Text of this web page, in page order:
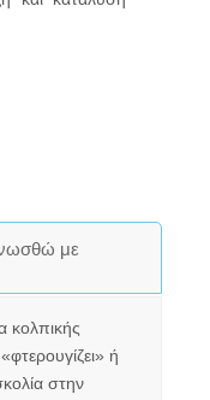
με
κολπικής
ή
στην